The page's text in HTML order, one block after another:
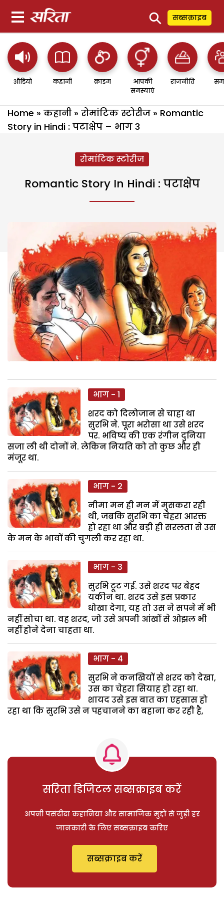
⚲ सब्सक्राइब
ऑडियो कहानी क्राइम
आपकी
समस्याएं
राजनीति
Home » कहानी » रोमांटिक स्टोरीज » Romantic
Story in Hindi : पटाक्षेप – भाग 3
रोमांटिक स्टोरीज
Romantic Story In Hindi : पटाक्षेप
भाग - 1
शरद को दिलोजान से चाहा था
सुरभि ने. पूरा भरोसा था उसे शरद
पर. भविष्य की एक रंगीन दुनिया
सजा ली थी दोनों ने. लेकिन नियति को तो कुछ और ही
मंजूर था.
भाग - 2
नीमा मन ही मन में मुसकरा रही
थी, जबकि सुरभि का चेहरा आरक्त
हो रहा था और बड़ी ही सरलता से उस
के मन के भावों की चुगली कर रहा था.
भाग - 3
सुरभि टूट गई. उसे शरद पर बेहद
यकीन था. शरद उसे इस प्रकार
धोखा देगा, यह तो उस ने सपने में भी
नहीं सोचा था. वह शरद, जो उसे अपनी आंखों से ओझल भी
नहीं होने देना चाहता था.
भाग - 4
सुरभि ने कनखियों से शरद को देखा,
उस का चेहरा सियाह हो रहा था.
शायद उसे इस बात का एहसास हो
रहा था कि सुरभि उसे न पहचानने का बहाना कर रही है,
सरिता डिजिटल सब्सक्राइब करें
अपनी पसंदीदा कहानियां और सामाजिक मुद्दों से जुड़ी हर
जानकारी के लिए सब्सक्राइब करिए
सब्सक्राइब करें